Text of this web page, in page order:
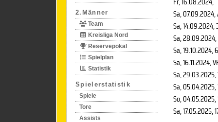
2.Männer
Team
Kreisliga Nord
Reservepokal
Spielplan
Statistik
Spielerstatistik
Spiele
Tore
Assists
Sa, 07.09.2024,
Sa, 14.09.2024,
Sa, 28.09.2024,
Sa, 19.10.2024,
Sa, 16.11.2024,
Sa, 29.03.2025,
Sa, 05.04.2025,
So, 04.05.2025,
Sa, 17.05.2025,